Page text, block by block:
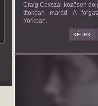
Craig Coxszal közösen
titokban marad. A
Yorkban.
KÉPEK